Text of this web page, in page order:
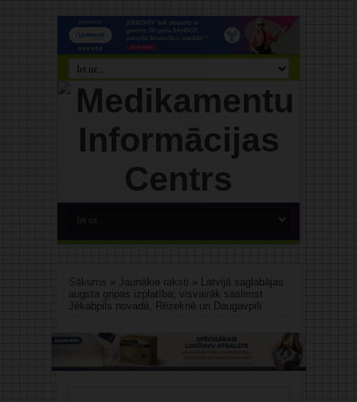
Sākums » Jaunākie raksti » Latvijā saglabājas
augsta gripas izplatība; visvairāk saslimst
Jēkabpils novadā, Rēzeknē un Daugavpilī